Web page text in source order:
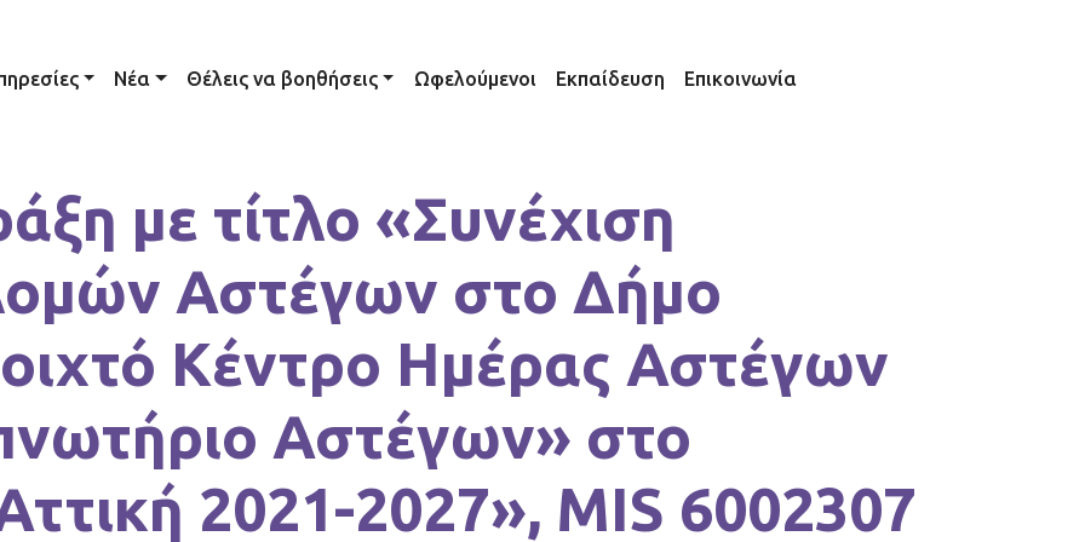
Νέα Θέλεις να βοηθήσεις Ωφελούμενοι Εκπαίδευση Επικοινωνία
με τίτλο «Συνέχιση
Αστέγων στο Δήμο
Κέντρο Ημέρας Αστέγων
Αστέγων» στο
2021-2027», MIS 6002307